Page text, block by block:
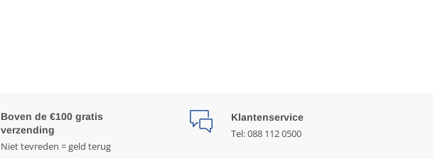
Boven de €100 gratis
verzending
Niet tevreden = geld terug
Klantenservice
Tel: 088 112 0500